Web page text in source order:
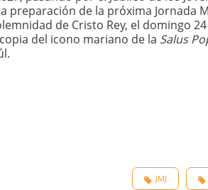
preparación de la próxima Jornada
de Cristo Rey, el domingo
del icono mariano de la Salus
JMJ